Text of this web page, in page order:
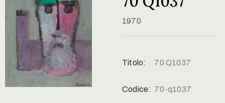
Contatti
1970
Titolo: 70 Q1037
Codice: 70-q1037